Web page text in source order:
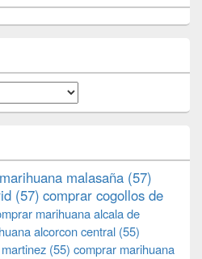
malasaña (57)
(57) comprar cogollos de
marihuana alcala de
alcorcon central (55)
(55) comprar marihuana